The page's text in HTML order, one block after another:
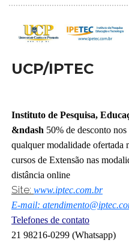
UCP/IPTEC
Instituto de Pesquisa,
&ndash 50% de desconto
qualquer modalidade ofertada
cursos de Extensão nas
distância online
Site: www.iptec.com.br
E-mail:
Telefones de contato
21 98216-0299 (Whatsapp)